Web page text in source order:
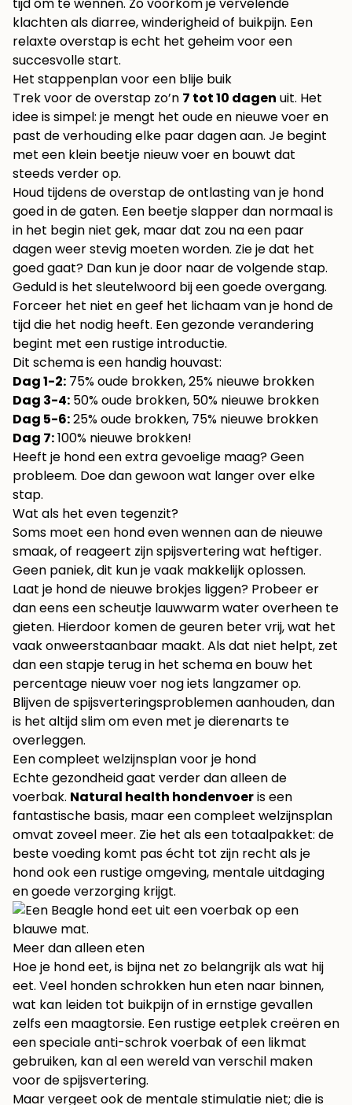
tijd om te wennen. Zo voorkom je vervelende
klachten als diarree, winderigheid of buikpijn. Een
relaxte overstap is echt het geheim voor een
succesvolle start.
Het stappenplan voor een blije buik
Trek voor de overstap zo’n 7 tot 10 dagen uit. Het
idee is simpel: je mengt het oude en nieuwe voer en
past de verhouding elke paar dagen aan. Je begint
met een klein beetje nieuw voer en bouwt dat
steeds verder op.
Houd tijdens de overstap de ontlasting van je hond
goed in de gaten. Een beetje slapper dan normaal is
in het begin niet gek, maar dat zou na een paar
dagen weer stevig moeten worden. Zie je dat het
goed gaat? Dan kun je door naar de volgende stap.
Geduld is het sleutelwoord bij een goede overgang.
Forceer het niet en geef het lichaam van je hond de
tijd die het nodig heeft. Een gezonde verandering
begint met een rustige introductie.
Dit schema is een handig houvast:
Dag 1-2: 75% oude brokken, 25% nieuwe brokken
Dag 3-4: 50% oude brokken, 50% nieuwe brokken
Dag 5-6:25% oude brokken, 75% nieuwe brokken
Dag 7:100% nieuwe brokken!
Heeft je hond een extra gevoelige maag? Geen
probleem. Doe dan gewoon wat langer over elke
stap.
Wat als het even tegenzit?
Soms moet een hond even wennen aan de nieuwe
smaak, of reageert zijn spijsvertering wat heftiger.
Geen paniek, dit kun je vaak makkelijk oplossen.
Laat je hond de nieuwe brokjes liggen? Probeer er
dan eens een scheutje lauwwarm water overheen te
gieten. Hierdoor komen de geuren beter vrij, wat het
vaak onweerstaanbaar maakt. Als dat niet helpt, zet
dan een stapje terug in het schema en bouw het
percentage nieuw voer nog iets langzamer op.
Blijven de spijsverteringsproblemen aanhouden, dan
is het altijd slim om even met je dierenarts te
overleggen.
Een compleet welzijnsplan voor je hond
Echte gezondheid gaat verder dan alleen de
voerbak. Natural health hondenvoeris een
fantastische basis, maar een compleet welzijnsplan
omvat zoveel meer. Zie het als een totaalpakket: de
beste voeding komt pas écht tot zijn recht als je
hond ook een rustige omgeving, mentale uitdaging
en goede verzorging krijgt.
Meer dan alleen eten
Hoe je hond eet, is bijna net zo belangrijk als wat hij
eet. Veel honden schrokken hun eten naar binnen,
wat kan leiden tot buikpijn of in ernstige gevallen
zelfs een maagtorsie. Een rustige eetplek creëren en
een speciale anti-schrok voerbak of een likmat
gebruiken, kan al een wereld van verschil maken
voor de spijsvertering.
Maar vergeet ook de mentale stimulatie niet; die is